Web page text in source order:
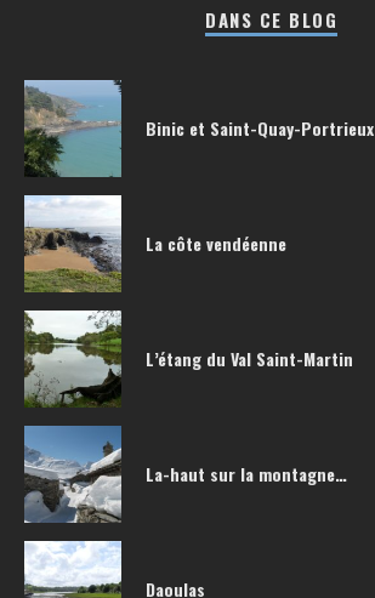
DANS CE BLOG
Binic et Saint-Quay-Portrieux
La côte vendéenne
L’étang du Val Saint-Martin
La-haut sur la montagne…
Daoulas